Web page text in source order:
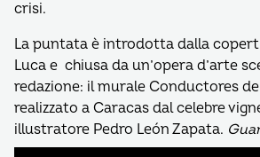
crisi.
La puntata è introdotta dalla
Luca e chiusa da un’opera d’arte
redazione: il murale Conductores de
realizzato a Caracas dal celebre
illustratore Pedro León Zapata.